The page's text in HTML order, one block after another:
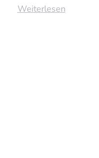
Weiterlesen